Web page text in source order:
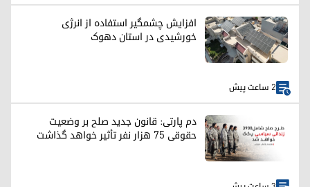
افزایش چشمگیر استفاده از انرژی
خورشیدی در استان دهوک
2 ساعت پیش
دم پارتی: قانون جدید صلح بر وضعیت
حقوقی ۷۵ هزار نفر تأثیر خواهد گذاشت